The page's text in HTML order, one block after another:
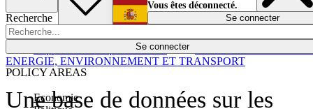
Recherche
Se connecter
POLICY AREAS
Economie
Économie
Español
Vous êtes déconnecté.
Se connecter
Une base de données sur les
ENERGIE, ENVIRONNEMENT ET TRANSPORT